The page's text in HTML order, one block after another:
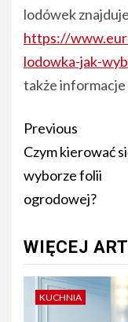
lodówek
https://
lodowka-jak-
także
Post
Previous
Czym kierować
wyborze folii
ogrodowej?
WIĘCEJ
KUCHNIA